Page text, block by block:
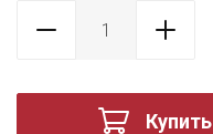
Купить